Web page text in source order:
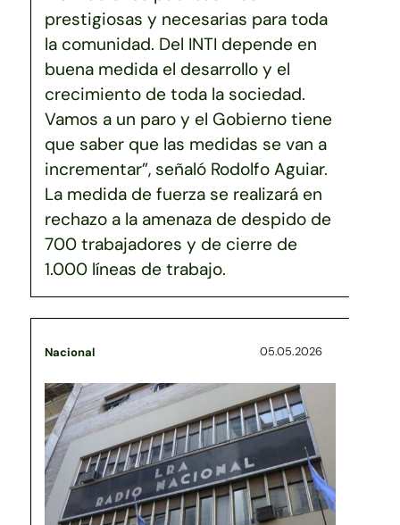
prestigiosas y necesarias para toda
la comunidad. Del INTI depende en
buena medida el desarrollo y el
crecimiento de toda la sociedad.
Vamos a un paro y el Gobierno tiene
que saber que las medidas se van a
incrementar”, señaló Rodolfo Aguiar.
La medida de fuerza se realizará en
rechazo a la amenaza de despido de
700 trabajadores y de cierre de
1.000 líneas de trabajo.
Nacional 05.05.2026